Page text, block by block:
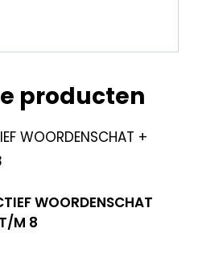
producten
WOORDENSCHAT
M 8